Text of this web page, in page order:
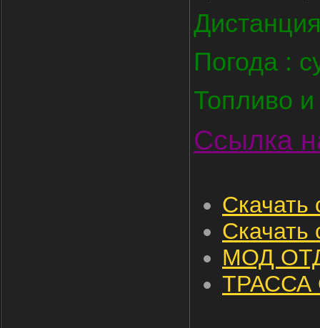
Погода :
Топливо
Ссылка
Скачать
Скачать
МОД